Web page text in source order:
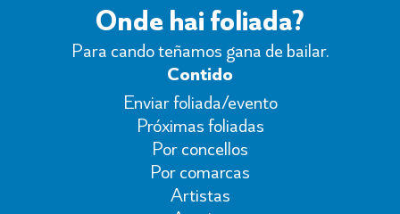
Onde hai foliada?
Para cando teñamos gana de bailar.
Contido
Enviar foliada/evento
Próximas foliadas
Por concellos
Por comarcas
Artistas